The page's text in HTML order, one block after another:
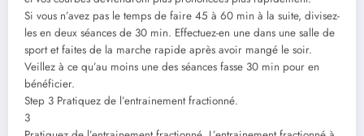
Si vous n’avez pas le temps de faire 45 à 60 min à la suite, divisez-
les en deux séances de 30 min. Effectuez-en une dans une salle de
sport et faites de la marche rapide après avoir mangé le soir.
Veillez à ce qu’au moins une des séances fasse 30 min pour en
bénéficier.
Step 3 Pratiquez de l’entrainement fractionné.
3